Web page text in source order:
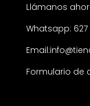
Llámanos
Whatsapp: 627
Email:
Formulario de